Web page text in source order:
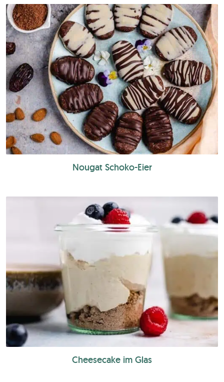
Nougat Schoko-Eier
Cheesecake im Glas